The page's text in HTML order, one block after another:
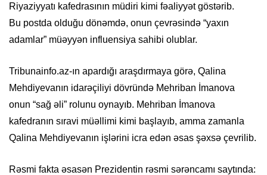
Riyaziyyatı kafedrasının müdiri kimi fəaliyyət göstərib.
Bu postda olduğu dönəmdə, onun çevrəsində “yaxın
adamlar” müəyyən influensiya sahibi olublar.
Tribunainfo.az-ın apardığı araşdırmaya görə, Qalina
Mehdiyevanın idarəçiliyi dövründə Mehriban İmanova
onun “sağ əli” rolunu oynayıb. Mehriban İmanova
kafedranın sıravi müəllimi kimi başlayıb, amma zamanla
Qalina Mehdiyevanın işlərini icra edən əsas şəxsə çevrilib.
Rəsmi fakta əsasən Prezidentin rəsmi sərəncamı saytında: